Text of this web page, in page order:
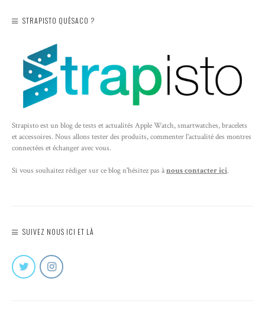
STRAPISTO QUÈSACO ?
Strapisto est un blog de tests et actualités Apple Watch, smartwatches, bracelets
et accessoires. Nous allons tester des produits, commenter l'actualité des montres
connectées et échanger avec vous.
Si vous souhaitez rédiger sur ce blog n'hésitez pas ànous contacter ici.
SUIVEZ NOUS ICI ET LÀ